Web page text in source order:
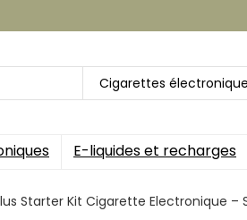
Cigarettes
E-liquides et recharges
Starter Kit Cigarette Electronique